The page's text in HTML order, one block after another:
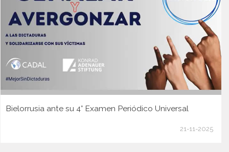
Bielorrusia ante su 4° Examen Periódico Universal
21-11-2025